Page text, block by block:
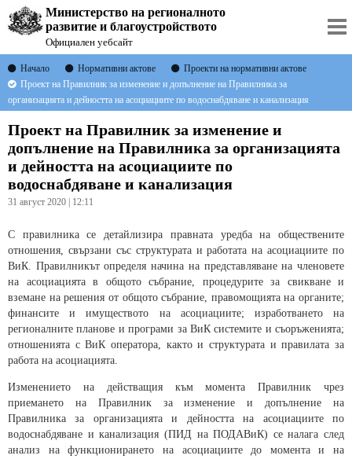
Министерство на регионалното
развитие и благоустройството
Официален уебсайт
Начало Нормативни актове
Проекти на нормативни актове
Проект на Правилник за изменение и допълнение на Правилника за
организацията и дейността на асоциациите по водоснабдяване и канализация
Проект на Правилник за изменение и
допълнение на Правилника за организацията
и дейността на асоциациите по
водоснабдяване и канализация
31 август 2020 | 12:11
С правилника се детайлизира правната уредба на обществените
отношения, свързани със структурата и работата на асоциациите по
ВиК. Правилникът определя начина на представляване на членовете
на асоциацията в общото събрание, процедурите за свикване и
вземане на решения от общото събрание, правомощията на органите;
финансите и имуществото на асоциациите; изработването на
регионалните планове и програми за ВиК системите и съоръженията;
отношенията с ВиК оператора, както и структурата и правилата за
работа на асоциацията.
Изменението на действащия към момента Правилник чрез
приемането на Правилник за изменение и допълнение на
Правилника за организацията и дейността на асоциациите по
водоснабдяване и канализация (ПИД на ПОДАВиК) се налага след
анализ на функционирането на асоциациите до момента и на